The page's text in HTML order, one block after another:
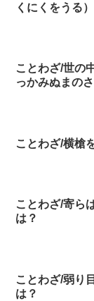
くにくをうる
ことわざ/世の
っかみぬまの
ことわざ/横槍
ことわざ/寄ら
は？
ことわざ/弱り
は？